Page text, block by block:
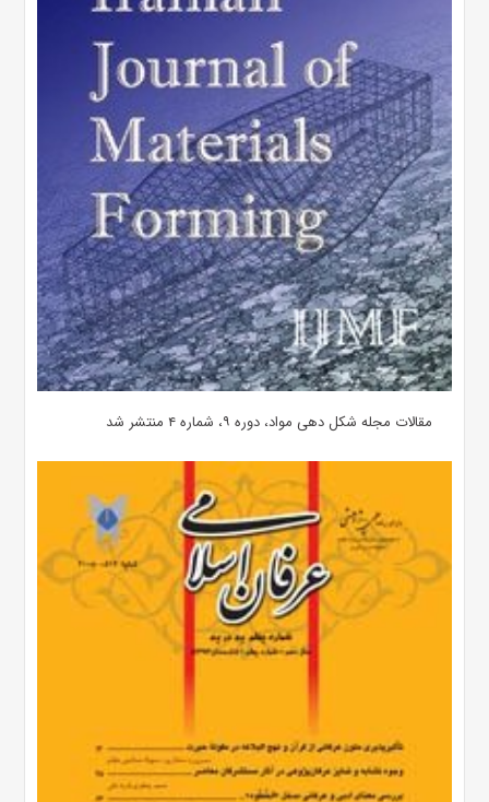
مقالات مجله شکل دهی مواد، دوره ۹، شماره ۴ منتشر شد